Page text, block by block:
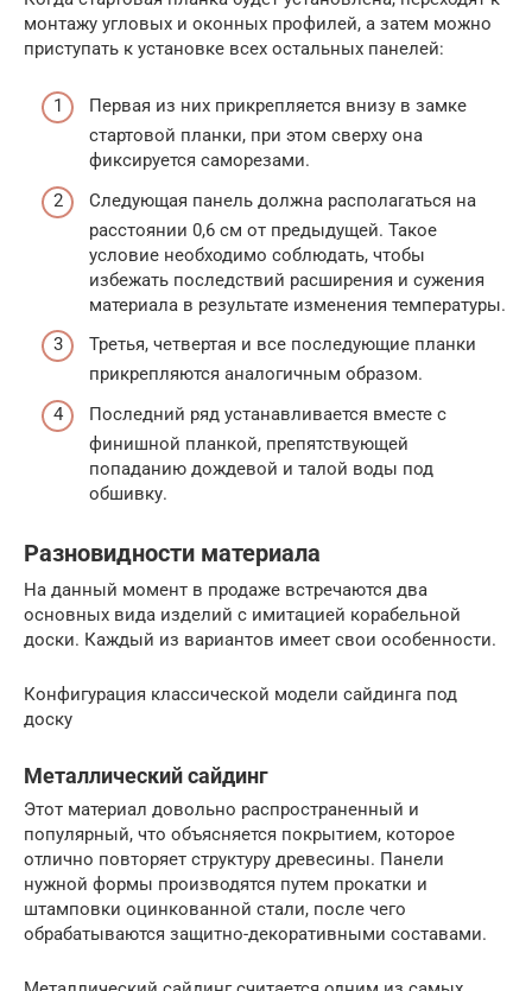
монтажу угловых и оконных профилей, а затем можно
приступать к установке всех остальных панелей:
Первая из них прикрепляется внизу в замке
стартовой планки, при этом сверху она
фиксируется саморезами.
Следующая панель должна располагаться на
расстоянии 0,6 см от предыдущей. Такое
условие необходимо соблюдать, чтобы
избежать последствий расширения и сужения
материала в результате изменения температуры.
Третья, четвертая и все последующие планки
прикрепляются аналогичным образом.
Последний ряд устанавливается вместе с
финишной планкой, препятствующей
попаданию дождевой и талой воды под
обшивку.
Разновидности материала
На данный момент в продаже встречаются два
основных вида изделий с имитацией корабельной
доски. Каждый из вариантов имеет свои особенности.
Конфигурация классической модели сайдинга под
доску
Металлический сайдинг
Этот материал довольно распространенный и
популярный, что объясняется покрытием, которое
отлично повторяет структуру древесины. Панели
нужной формы производятся путем прокатки и
штамповки оцинкованной стали, после чего
обрабатываются защитно-декоративными составами.